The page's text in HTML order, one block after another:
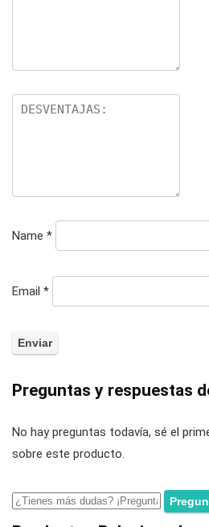
Name *
Email *
Preguntas y respuestas
No hay preguntas todavía, sé el
sobre este producto.